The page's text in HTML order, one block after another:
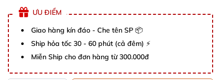
ƯU ĐIỂM
Giao hàng kín đáo - Che tên SP 📦
Ship hỏa tốc 30 - 60 phút (cả đêm) ⚡
Miễn Ship cho đơn hàng từ 300.000đ